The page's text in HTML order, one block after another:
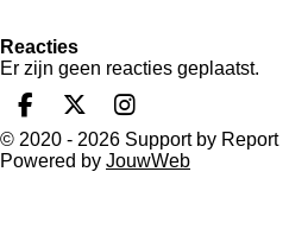
Reacties
Er zijn geen reacties geplaatst.
F
a
c
X
I
n
s
© 2020 - 2026 Support by Report
Powered by JouwWeb